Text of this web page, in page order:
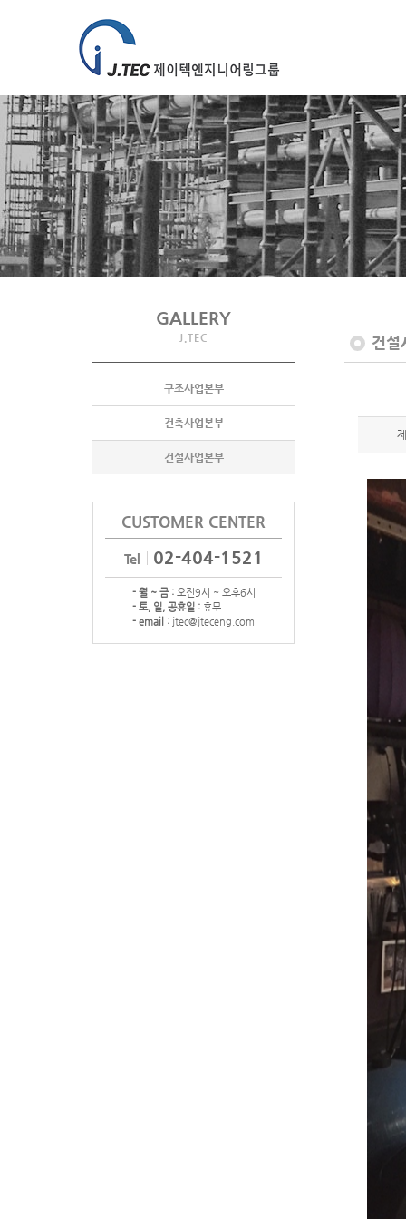
GALLERY
J.TEC
구조사업본부
건축사업본부
건설사업본부
CUSTOMER CENTER
Tel 02-404-1521
- 월 ~ 금 :오전9시 ~ 오후6시
- 토, 일, 공휴일 :휴무
- email :jtec@jteceng.com
건설